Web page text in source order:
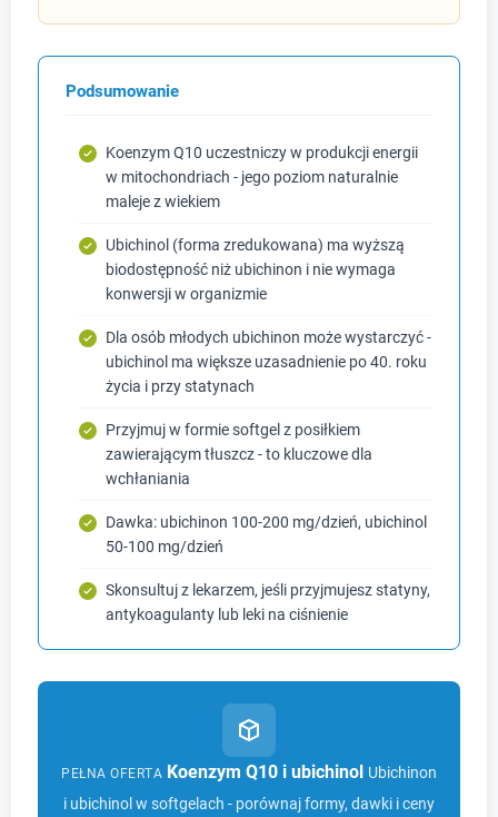
Podsumowanie
Koenzym Q10 uczestniczy w produkcji energii
w mitochondriach - jego poziom naturalnie
maleje z wiekiem
Ubichinol (forma zredukowana) ma wyższą
biodostępność niż ubichinon i nie wymaga
konwersji w organizmie
Dla osób młodych ubichinon może wystarczyć -
ubichinol ma większe uzasadnienie po 40. roku
życia i przy statynach
Przyjmuj w formie softgel z posiłkiem
zawierającym tłuszcz - to kluczowe dla
wchłaniania
Dawka: ubichinon 100-200 mg/dzień, ubichinol
50-100 mg/dzień
Skonsultuj z lekarzem, jeśli przyjmujesz statyny,
antykoagulanty lub leki na ciśnienie
PEŁNA OFERTA Koenzym Q10 i ubichinol Ubichinon
i ubichinol w softgelach - porównaj formy, dawki i ceny